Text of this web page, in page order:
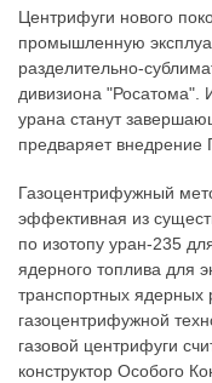
Центрифуги нового
промышленную
разделительно-
дивизиона "Росатома".
урана станут
предваряет внедрение
Газоцентрифужный
эффективная из
по изотопу уран-235
ядерного топлива для
транспортных
газоцентрифужной
газовой центрифуги
конструктор Особого